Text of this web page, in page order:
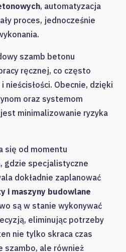
, automatyzacja
proces, jednocześnie
szamb betonu
ręcznej, co często
nieścisłości. Obecnie, dzięki
oraz systemom
minimalizowanie ryzyka
się od momentu
gdzie specjalistyczne
dokładnie zaplanować
i maszyny budowlane
są w stanie wykonywać
eliminując potrzeby
nie tylko skraca czas
szambo, ale również